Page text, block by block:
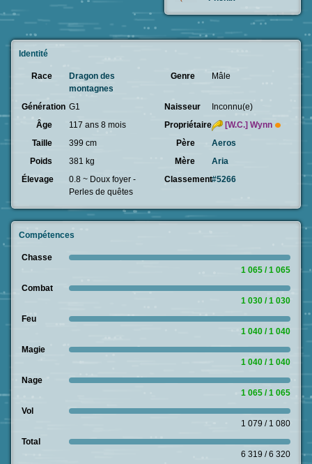
Identité
Race
Dragon des
montagnes
Genre Mâle
Génération G1 Naisseur
Inconnu(e)
Âge
117 ans 8 mois Propriétaire [W.C.]Wynn
Taille
399 cm Père
Aeros
Poids
381 kg Mère
Aria
Élevage
0.8 ~ Doux foyer -
Perles de quêtes
Classement#5266
Compétences
Chasse
1 065 / 1 065
Combat
1 030 / 1 030
Feu
1 040 / 1 040
Magie
1 040 / 1 040
Nage
1 065 / 1 065
Vol
1 079 / 1 080
Total
6 319 / 6 320